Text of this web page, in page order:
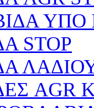
ΥΠΟ
STOP
AGR